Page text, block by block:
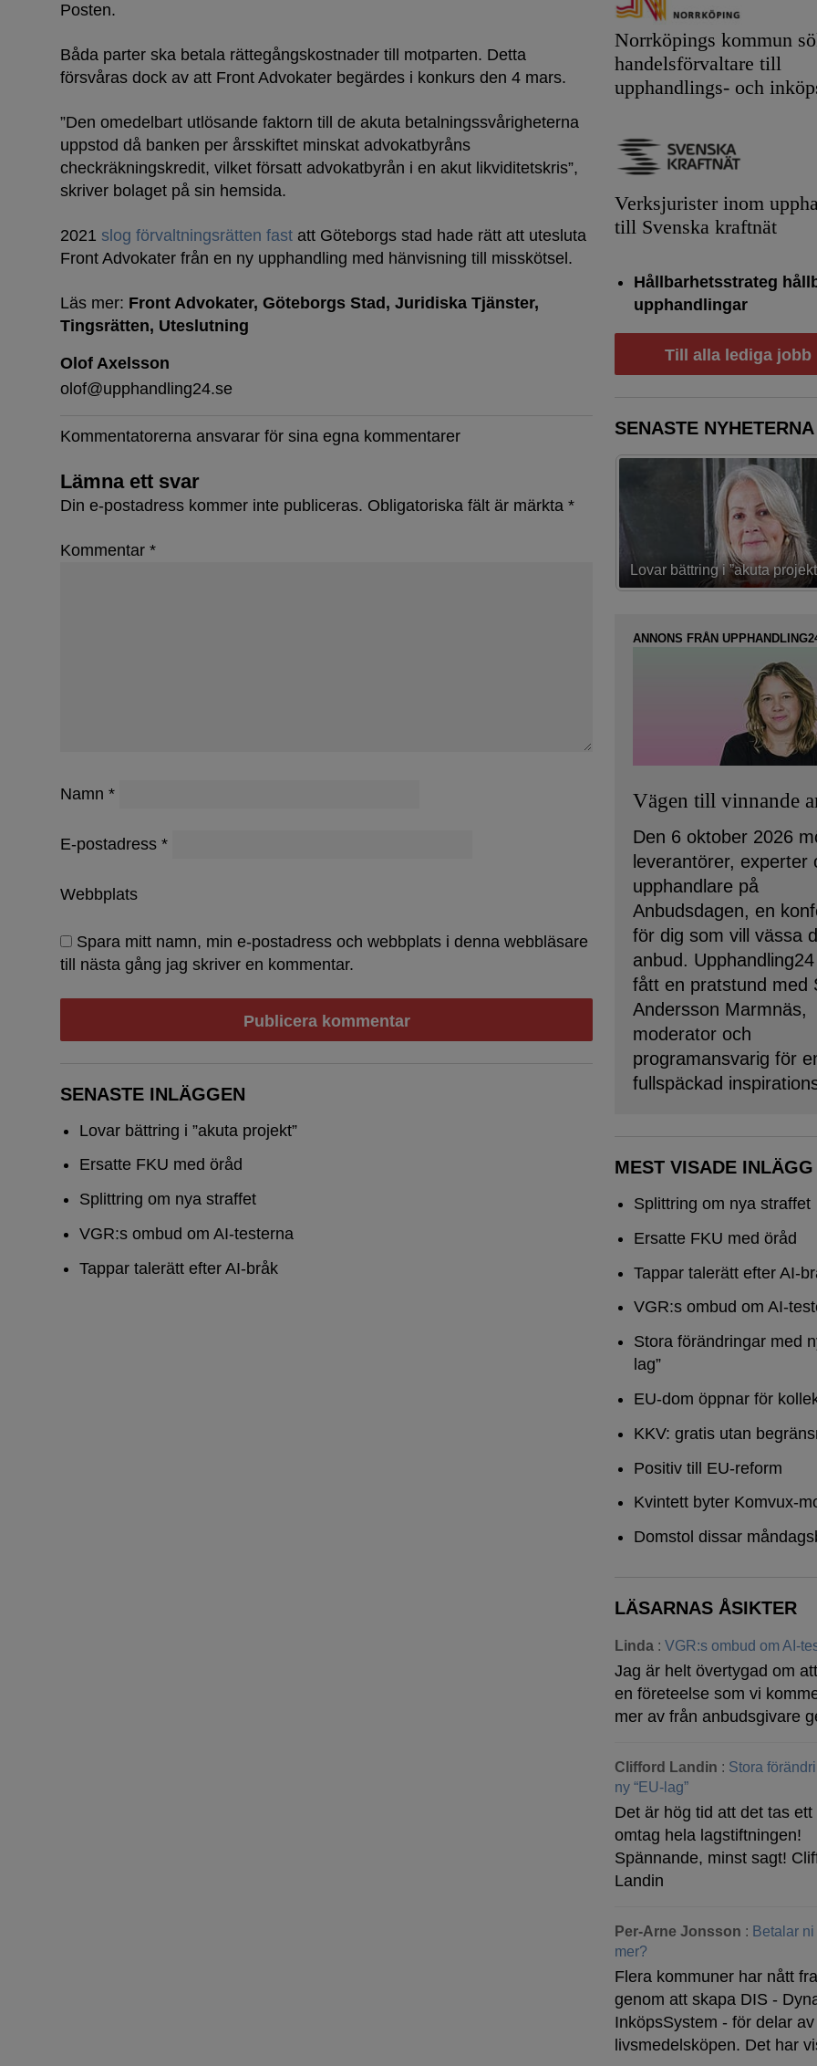
Posten.
Båda parter ska betala rättegångskostnader till motparten. Detta
försvåras dock av att Front Advokater begärdes i konkurs den 4 mars.
”Den omedelbart utlösande faktorn till de akuta betalningssvårigheterna
uppstod då banken per årsskiftet minskat advokatbyråns
checkräkningskredit, vilket försatt advokatbyrån i en akut likviditetskris”,
skriver bolaget på sin hemsida.
2021 slog förvaltningsrätten fast att Göteborgs stad hade rätt att utesluta
Front Advokater från en ny upphandling med hänvisning till misskötsel.
Läs mer: Front Advokater Göteborgs Stad
Juridiska Tjänster
Tingsrätten Uteslutning
Olof Axelsson
olof@upphandling24.se
Kommentatorerna ansvarar för sina egna kommentarer
Lämna ett svar
Din e-postadress kommer inte publiceras. Obligatoriska fält är märkta *
Kommentar *
Namn *
E-postadress *
Webbplats
Spara mitt namn, min e-postadress och webbplats i denna webbläsare
till nästa gång jag skriver en kommentar.
SENASTE INLÄGGEN
Lovar bättring i ”akuta projekt”
Ersatte FKU med öråd
Splittring om nya straffet
VGR:s ombud om AI-testerna
Tappar talerätt efter AI-bråk
Norrköpings kommun
handelsförvaltare till
upphandlings- och
Verksjurister inom
till Svenska kraftnät
Hållbarhetsstrateg
upphandlingar
Till alla lediga jobb
SENASTE NYHETERNA
Konsult inom IT-sourcing
upphandling
ANNONS FRÅN
Vägen till vinnande
Den 6 oktober 2026
leverantörer, experter
upphandlare på
Anbudsdagen, en
för dig som vill vässa
anbud.
fått en pratstund med
Andersson Marmnäs,
moderator och
programansvarig för
fullspäckad
MEST VISADE INLÄGG
Splittring om nya straffet
Ersatte FKU med öråd
Tappar talerätt efter AI-
VGR:s ombud om AI-
Stora förändringar med
lag”
EU-dom öppnar för
KKV: gratis utan
Positiv till EU-reform
Kvintett byter Komvux-
Domstol dissar
LÄSARNAS ÅSIKTER
Linda :VGR:s ombud om AI-
Jag är helt övertygad om
en företeelse som vi
mer av från anbudsgivare
Clifford Landin : Stora
ny “EU-lag”
Det är hög tid att det tas ett
omtag hela lagstiftningen!
Spännande, minst sagt!
Landin
Per-Arne Jonsson : Betalar
mer?
Flera kommuner har nått
genom att skapa DIS -
InköpsSystem - för delar av
livsmedelsköpen. Det har